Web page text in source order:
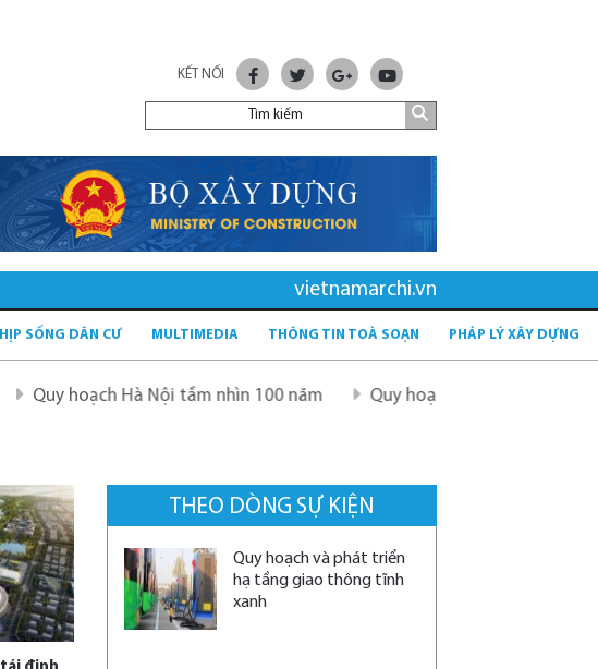
KẾT NỐI
vietnamarchi.vn
SỐNG DÂN CƯ MULTIMEDIA THÔNG TIN TOÀ SOẠN PHÁP LÝ XÂY DỰNG
Hà Nội tầm nhìn 100 năm Quy hoạch mới sau sáp nhập tỉnh - tầm
THEO DÒNG SỰ KIỆN
Quy hoạch và phát triển
hạ tầng giao thông tĩnh
xanh